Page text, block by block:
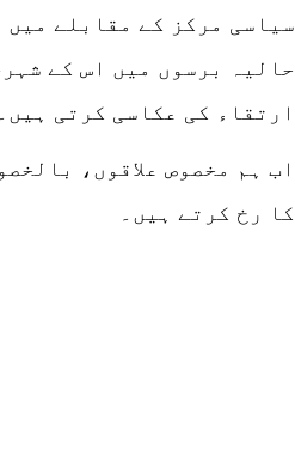
سیاسی مرکز کے مقابلے
حالیہ برسوں میں اس کے
ارتقاء کی عکاسی کرتی ہیں۔
اب ہم مخصوص علاقوں،
کا رخ کرتے ہیں۔